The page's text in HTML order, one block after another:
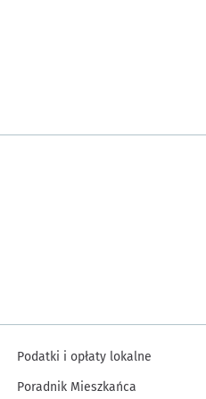
Podatki i opłaty lokalne
Poradnik Mieszkańca